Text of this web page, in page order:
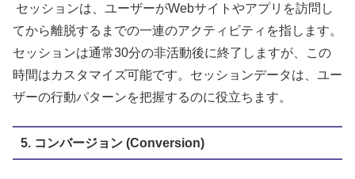
セッションは、ユーザーがWebサイトやアプリを訪問し
てから離脱するまでの一連のアクティビティを指します。
セッションは通常30分の非活動後に終了しますが、この
時間はカスタマイズ可能です。セッションデータは、ユー
ザーの行動パターンを把握するのに役立ちます。
5. コンバージョン (Conversion)